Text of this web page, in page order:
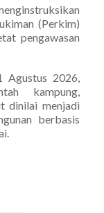
(Perkim)
pengawasan
Agustus 2026,
kampung,
dinilai menjadi
berbasis